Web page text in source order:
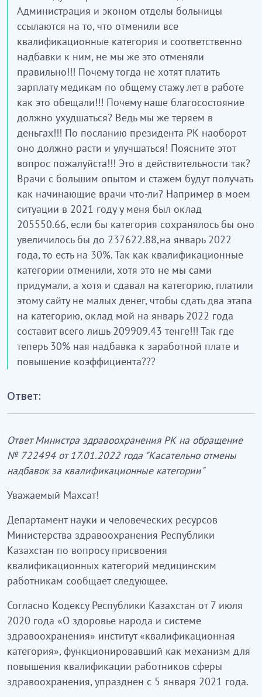
Администрация и эконом отделы больницы
ссылаются на то, что отменили все
квалификационные категория и соответственно
надбавки к ним, не мы же это отменяли
правильно!!! Почему тогда не хотят платить
зарплату медикам по общему стажу лет в работе
как это обещали!!! Почему наше благосостояние
должно ухудшаться? Ведь мы же теряем в
деньгах!!! По посланию президента РК наоборот
оно должно расти и улучшаться! Поясните этот
вопрос пожалуйста!!! Это в действительности так?
Врачи с большим опытом и стажем будут получать
как начинающие врачи что-ли? Например в моем
ситуации в 2021 году у меня был оклад
205550.66, если бы категория сохранялось бы оно
увеличилось бы до 237622.88,на январь 2022
года, то есть на 30%. Так как квалификационные
категории отменили, хотя это не мы сами
придумали, а хотя и сдавал на категорию, платили
этому сайту не малых денег, чтобы сдать два этапа
на категорию, оклад мой на январь 2022 года
составит всего лишь 209909.43 тенге!!! Так где
теперь 30% ная надбавка к заработной плате и
повышение коэффициента???
Ответ:
Ответ Министра здравоохранения РК на обращение
№ 722494 от 17.01.2022 года "Касательно отмены
надбавок за квалификационные категории"
Уважаемый Махсат!
Департамент науки и человеческих ресурсов
Министерства здравоохранения Республики
Казахстан по вопросу присвоения
квалификационных категорий медицинским
работникам сообщает следующее.
Согласно Кодексу Республики Казахстан от 7 июля
2020 года «О здоровье народа и системе
здравоохранения» институт «квалификационная
категория», функционировавший как механизм для
повышения квалификации работников сферы
здравоохранения, упразднен с 5 января 2021 года.